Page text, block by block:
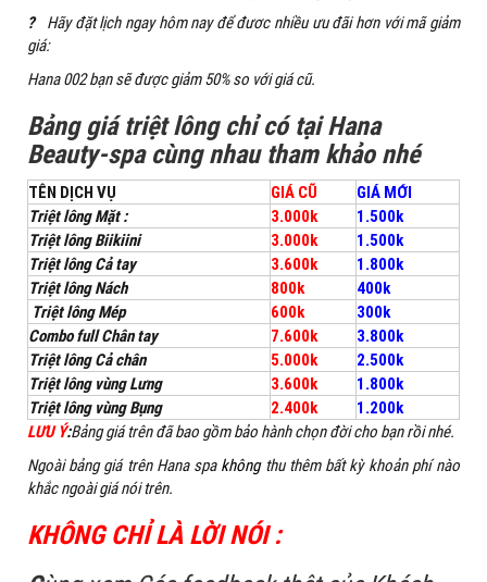
? Hãy đặt lịch ngay hôm nay để đươc nhiều ưu đãi hơn với mã giảm
giá:
Hana 002 bạn sẽ được giảm 50% so với giá cũ.
Bảng giá triệt lông chỉ có tại Hana
Beauty-spa cùng nhau tham khảo nhé
TÊN DỊCH VỤ GIÁ CŨ
GIÁ MỚI
Triệt lông Mặt :
3.000k
1.500k
Triệt lông Biikiini
3.000k
1.500k
Triệt lông Cả tay
3.600k
1.800k
Triệt lông Nách
800k
400k
Triệt lông Mép
600k
300k
Combo full Chân tay
7.600k
3.800k
Triệt lông Cả chân
5.000k
2.500k
Triệt lông vùng Lưng
3.600k
1.800k
Triệt lông vùng Bụng
2.400k
1.200k
LƯU Ý:Bảng giá trên đã bao gồm bảo hành chọn đời cho bạn rồi nhé.
Ngoài bảng giá trên Hana spa khôngthu thêm bất kỳ khoản phí nào
khắc ngoài giá nói trên.
KHÔNG CHỈ LÀ LỜI NÓI :